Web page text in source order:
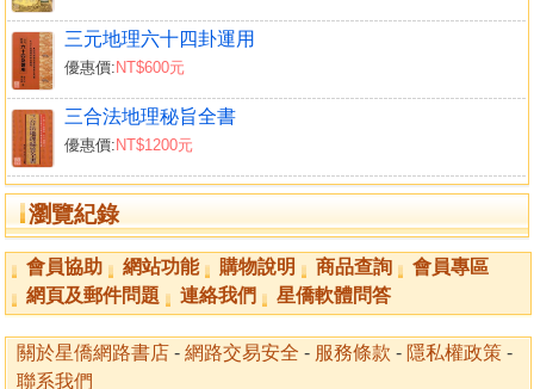
三元地理六十四卦運用
優惠價: NT$600元
三合法地理秘旨全書
優惠價: NT$1200元
瀏覽紀錄
會員協助 網站功能 購物說明 商品查詢
會員專區
網頁及郵件問題
連絡我們 星僑軟體問答
關於星僑網路書店 - 網路交易安全 - 服務條款 - 隱私權政策 -
聯系我們